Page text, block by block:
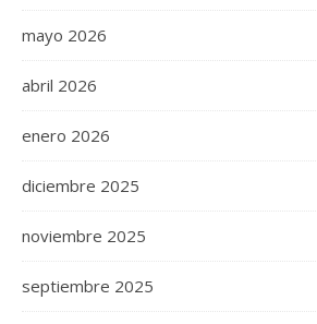
mayo 2026
abril 2026
enero 2026
diciembre 2025
noviembre 2025
septiembre 2025